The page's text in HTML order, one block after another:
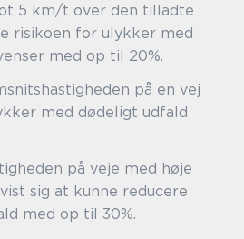
5 km/t over den tilladte
risikoen for ulykker med
med op til 20%.
på en vej
med dødeligt udfald
på veje med høje
sig at kunne reducere
med op til 30%.